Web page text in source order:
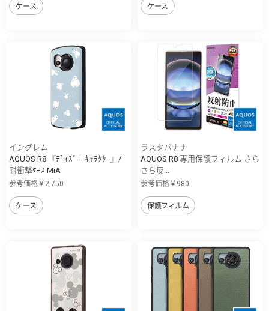
ケース ケース
イングレム
AQUOS R8 『ﾃﾞｨｽﾞﾆｰｷｬﾗｸﾀｰ』/
耐衝撃ｹｰｽ MiA
参考価格￥2,750
ケース
ラスタバナナ
AQUOS R8 専用保護フィルム さら
さら反...
参考価格￥980
保護フィルム